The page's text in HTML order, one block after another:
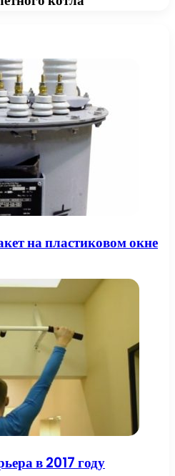
на пластиковом окне
в 2017 году